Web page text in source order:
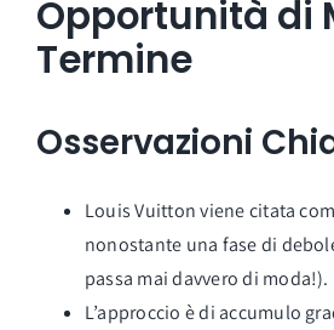
Opportunità di
Termine
Osservazioni
Louis Vuitton viene citata
nonostante una fase di
passa mai davvero di moda!).
L’approccio è di accumulo